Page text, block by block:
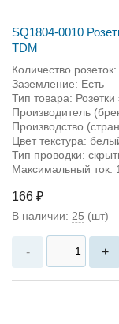
SQ1804-0010
TDM
Количество розеток:
Заземление: Есть
Тип товара: Розетки
Производитель
Производство
Цвет текстура:
Тип проводки:
Максимальный ток:
166 ₽
В наличии: 25 (шт)
- +